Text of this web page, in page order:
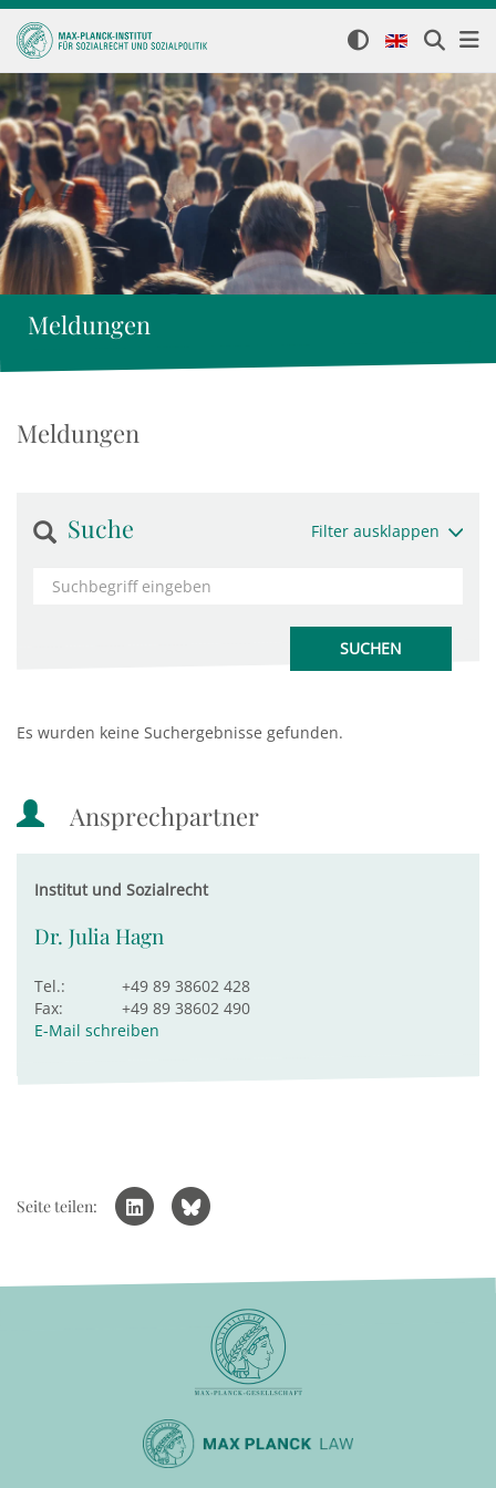
Meldungen
Meldungen
Suche Filter ausklappen
Es wurden keine Suchergebnisse gefunden.
Ansprechpartner
Institut und Sozialrecht
Dr. Julia Hagn
Tel.:
+49 89 38602 428
Fax:
+49 89 38602 490
E-Mail schreiben
Seite teilen: